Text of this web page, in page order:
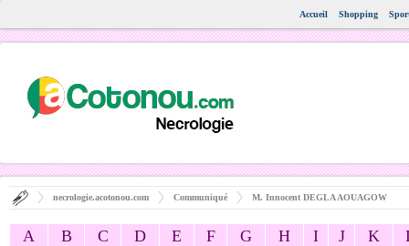
Accueil Shopping
necrologie.acotonou.com Communiqué M. Innocent DEGLA AOUAGOW
A B C D E F G H I J K